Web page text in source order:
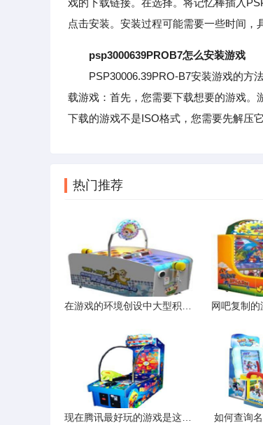
戏的下载链接。在选择。将记忆棒插入
点击安装。安装过程可能需要一些时间，
psp3000639PROB7怎么安装游戏
PSP30006.39PRO-B7安装游戏的方法
载游戏：首先，您需要下载想要的游戏
下载的游戏不是ISO格式，您需要先解压它
热门推荐
如何查询